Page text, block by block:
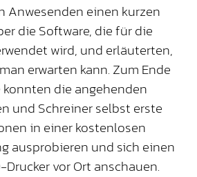
Anwesenden einen kurzen
die Software, die für die
wird, und erläuterten,
erwarten kann. Zum Ende
die angehenden
und Schreiner selbst erste
in einer kostenlosen
ausprobieren und sich einen
vor Ort anschauen.